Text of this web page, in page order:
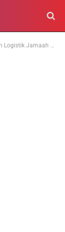
Jamaah Haji 2026